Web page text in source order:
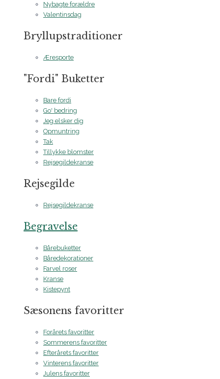
Nybagte forældre
Valentinsdag
Bryllupstraditioner
Æresporte
"Fordi" Buketter
Bare fordi
Go' bedring
Jeg elsker dig
Opmuntring
Tak
Tillykke blomster
Rejsegildekranse
Rejsegilde
Rejsegildekranse
Begravelse
Bårebuketter
Båredekorationer
Farvel roser
Kranse
Kistepynt
Sæsonens favoritter
Forårets favoritter
Sommerens favoritter
Efterårets favoritter
Vinterens favoritter
Julens favoritter